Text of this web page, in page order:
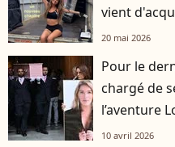
vient
20 mai 2026
Pour le
chargé de
l’aventure
10 avril 2026